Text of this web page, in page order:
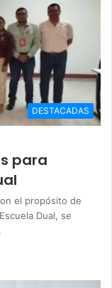
DESTACADAS
para
el propósito de
Dual, se